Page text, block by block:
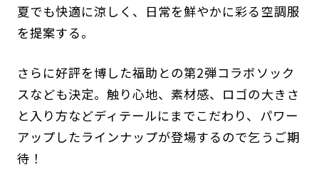
夏でも快適に涼しく、日常を鮮やかに彩る空調服
を提案する。
さらに好評を博した福助との第2弾コラボソック
スなども決定。触り心地、素材感、ロゴの大きさ
と入り方などディテールにまでこだわり、パワー
アップしたラインナップが登場するので乞うご期
待！